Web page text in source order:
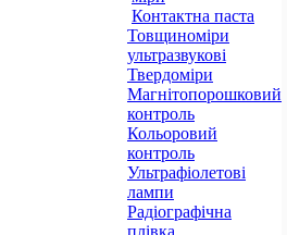
Контактна паста
Товщиноміри
ультразвукові
Твердоміри
Магнітопорошковий
контроль
Кольоровий
контроль
Ультрафіолетові
лампи
Радіографічна
плівка